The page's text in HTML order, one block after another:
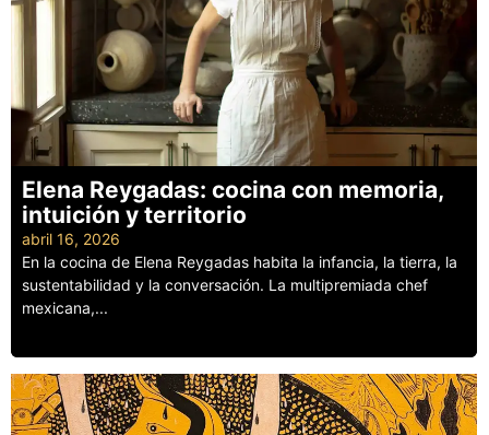
Elena Reygadas: cocina con memoria,
intuición y territorio
abril 16, 2026
En la cocina de Elena Reygadas habita la infancia, la tierra, la
sustentabilidad y la conversación. La multipremiada chef
mexicana,...